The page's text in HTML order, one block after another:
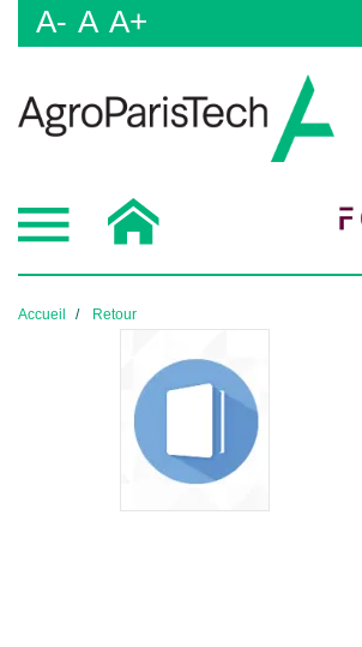
A- A A+
Accueil Retour